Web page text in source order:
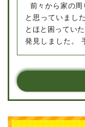
前々から家の
と思っていまし
とほと困ってい
発見しました。
る姿を見て、さ
た。また何か